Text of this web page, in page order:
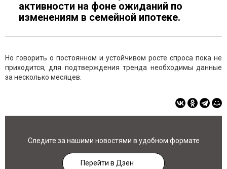
активности на фоне ожиданий по
изменениям в семейной ипотеке.
Но говорить о постоянном и устойчивом росте спроса пока не
приходится, для подтверждения тренда необходимы данные
за несколько месяцев.
Следите за нашими новостями в удобном формате
Перейти в Дзен